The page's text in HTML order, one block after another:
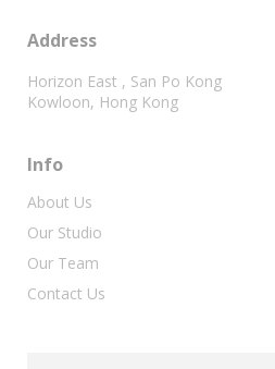
Address
Horizon East , San Po Kong
Kowloon, Hong Kong
Info
About Us
Our Studio
Our Team
Contact Us